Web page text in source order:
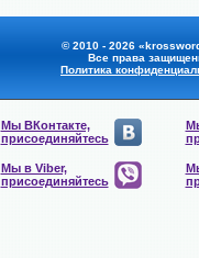
© 2010 - 2026
Все права
Политика
Мы ВКонтакте,
присоединяйтесь
Мы в Viber,
присоединяйтесь